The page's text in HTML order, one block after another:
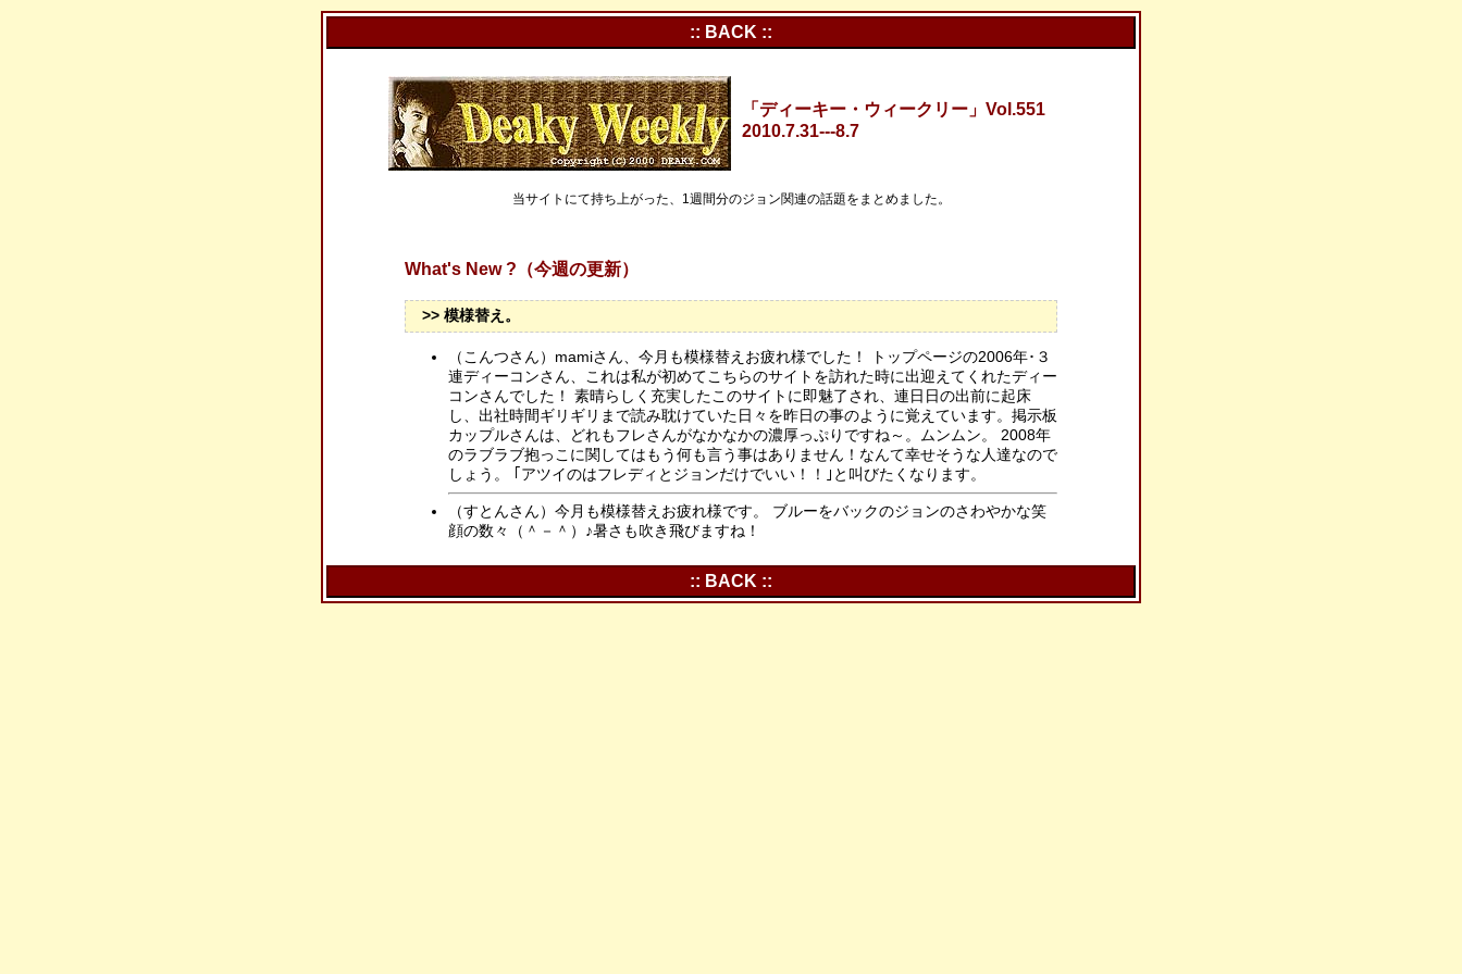
:: BACK ::
「ディーキー・ウィークリー」Vol.551
2010.7.31---8.7
当サイトにて持ち上がった、1週間分のジョン関連の話題をまとめました。
What's New ?（今週の更新）
>> 模様替え。
（こんつさん）mamiさん、今月も模様替えお疲れ様でした！ トップページの2006年･３
連ディーコンさん、これは私が初めてこちらのサイトを訪れた時に出迎えてくれたディー
コンさんでした！ 素晴らしく充実したこのサイトに即魅了され、連日日の出前に起床
し、出社時間ギリギリまで読み耽けていた日々を昨日の事のように覚えています。掲示板
カップルさんは、どれもフレさんがなかなかの濃厚っぷりですね～。ムンムン。 2008年
のラブラブ抱っこに関してはもう何も言う事はありません！なんて幸せそうな人達なので
しょう。 ｢アツイのはフレディとジョンだけでいい！！｣と叫びたくなります。
（すとんさん）今月も模様替えお疲れ様です。 ブルーをバックのジョンのさわやかな笑
顔の数々（＾－＾）♪暑さも吹き飛びますね！
:: BACK ::